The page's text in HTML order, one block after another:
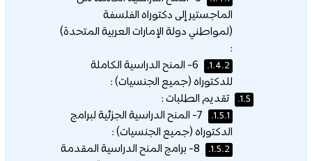
الماجستير إلى دكتوراه الفلسفة
(لمواطني دولة الإمارات العربية المتحدة)
:
1.4.2.
6- المنح الدراسية الكاملة
للدكتوراه (جميع الجنسيات) :
1.5. تقديم الطلبات :
1.5.1.
7- المنح الدراسية الجزئية لبرامج
الدكتوراه (جميع الجنسيات) :
1.5.2.
8- برامج المنح الدراسية المقدمة